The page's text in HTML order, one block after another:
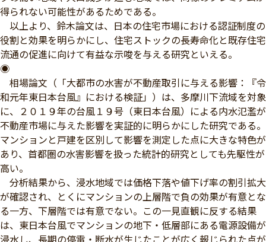
得られない可能性があるためである。
以上より、鈴木論文は、日本の住宅市場における認証制度の
役割と効果を明らかにし、住宅ストックの長寿命化と既存住宅
流通の促進に向けて有益な示唆を与える研究といえる。
◉
相場論文（「大都市の水害が不動産取引に与える影響：『令
和元年東日本台風』における検証」）は、多摩川下流域を対象
に、２０１９年の台風１９号（東日本台風）による内水氾濫が
不動産市場に与えた影響を実証的に明らかにした研究である。
マンションと戸建を区別して影響を測定した点に大きな特色が
あり、首都圏の水害影響を扱った統計的研究としても先駆性が
高い。
分析結果から、浸水地域では価格下落や値下げ率の割引拡大
が確認され、とくにマンションの上層階で負の効果が有意とな
る一方、下層階では有意でない。この一見直観に反する結果
は、東日本台風でマンションの地下・低層部にある電源設備が
浸水し、長期の停電・断水が生じたことが広く報じられた点が